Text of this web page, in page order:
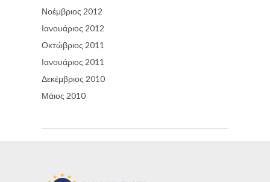
Νοέμβριος 2012
Ιανουάριος 2012
Οκτώβριος 2011
Ιανουάριος 2011
Δεκέμβριος 2010
Μάιος 2010